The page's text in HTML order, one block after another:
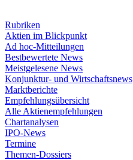
Rubriken
Aktien im Blickpunkt
Ad hoc-Mitteilungen
Bestbewertete News
Meistgelesene News
Konjunktur- und Wirtschaftsnews
Marktberichte
Empfehlungsübersicht
Alle Aktienempfehlungen
Chartanalysen
IPO-News
Termine
Themen-Dossiers